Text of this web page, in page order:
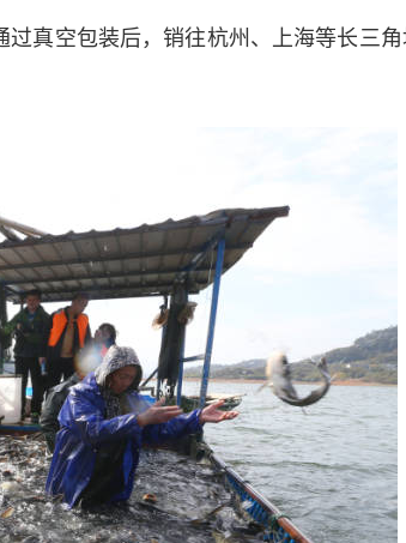
真空包装后，销往杭州、上海等长三角